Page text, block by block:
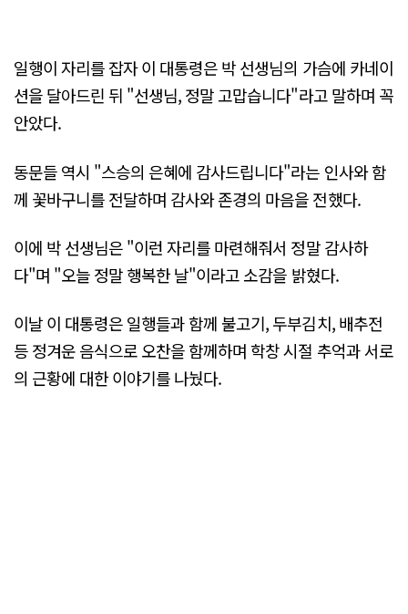
일행이 자리를 잡자 이 대통령은 박 선생님의 가슴에 카네이
션을 달아드린 뒤 "선생님, 정말 고맙습니다"라고 말하며 꼭
안았다.
동문들 역시 "스승의 은혜에 감사드립니다"라는 인사와 함
께 꽃바구니를 전달하며 감사와 존경의 마음을 전했다.
이에 박 선생님은 "이런 자리를 마련해줘서 정말 감사하
다"며 "오늘 정말 행복한 날"이라고 소감을 밝혔다.
이날 이 대통령은 일행들과 함께 불고기, 두부김치, 배추전
등 정겨운 음식으로 오찬을 함께하며 학창 시절 추억과 서로
의 근황에 대한 이야기를 나눴다.